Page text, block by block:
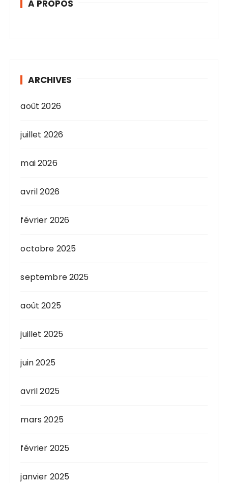
A PROPOS
ARCHIVES
août 2026
juillet 2026
mai 2026
avril 2026
février 2026
octobre 2025
septembre 2025
août 2025
juillet 2025
juin 2025
avril 2025
mars 2025
février 2025
janvier 2025